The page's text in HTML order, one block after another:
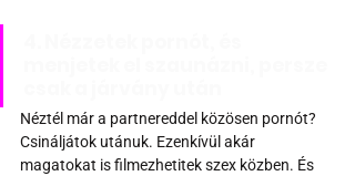
Néztél már a partnereddel közösen pornót?
Csináljátok utánuk. Ezenkívül akár
magatokat is filmezhetitek szex közben. És